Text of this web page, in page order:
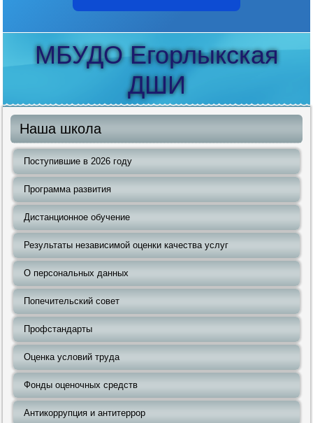
МБУДО Егорлыкская
ДШИ
Наша школа
Поступившие в 2026 году
Программа развития
Дистанционное обучение
Результаты независимой оценки качества услуг
О персональных данных
Попечительский совет
Профстандарты
Оценка условий труда
Фонды оценочных средств
Антикоррупция и антитеррор